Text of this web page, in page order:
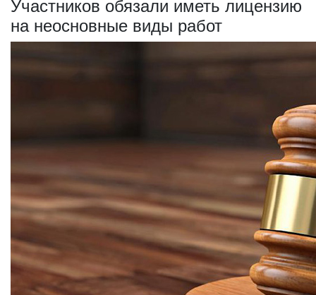
Участников обязали иметь лицензию
на неосновные виды работ